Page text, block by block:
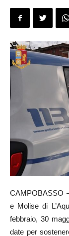
CAMPOBASSO
e Molise di
febbraio, 30
date per